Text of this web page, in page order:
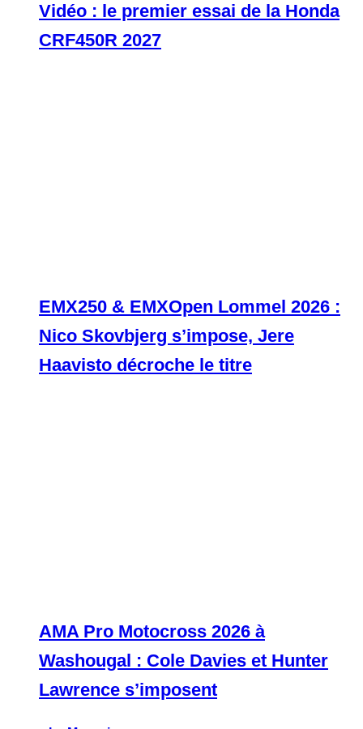
Vidéo : le premier essai de la Honda
CRF450R 2027
EMX250 & EMXOpen Lommel 2026 :
Nico Skovbjerg s’impose, Jere
Haavisto décroche le titre
AMA Pro Motocross 2026 à
Washougal : Cole Davies et Hunter
Lawrence s’imposent